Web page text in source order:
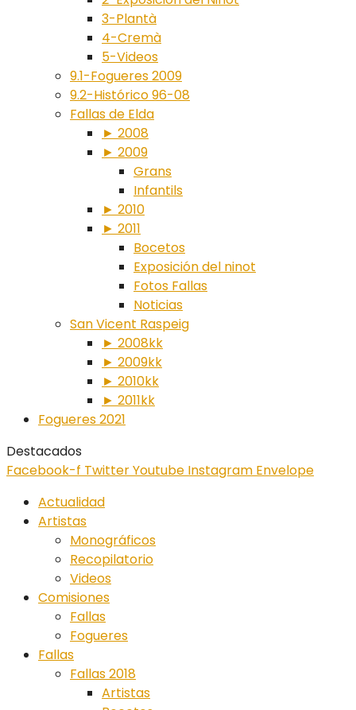
3-Plantà
4-Cremà
5-Videos
9.1-Fogueres 2009
9.2-Histórico 96-08
Fallas de Elda
► 2008
► 2009
Grans
Infantils
► 2010
► 2011
Bocetos
Exposición del ninot
Fotos Fallas
Noticias
San Vicent Raspeig
► 2008kk
► 2009kk
► 2010kk
► 2011kk
Fogueres 2021
Destacados
Facebook-f TwitterYoutube Instagram Envelope
Actualidad
Artistas
Monográficos
Recopilatorio
Videos
Comisiones
Fallas
Fogueres
Fallas
Fallas 2018
Artistas